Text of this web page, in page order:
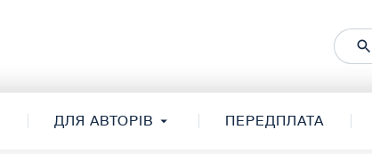
ДЛЯ АВТОРІВ ПЕРЕДПЛАТА